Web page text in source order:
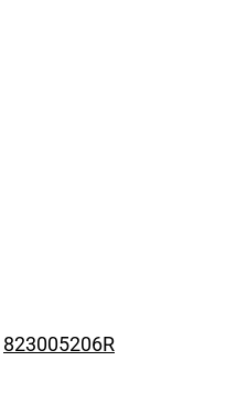
823005206R